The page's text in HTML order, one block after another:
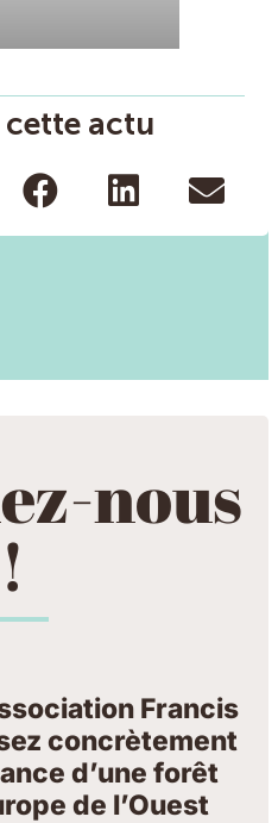
actu
nous
!
Francis
concrètement
d’une forêt
de l’Ouest